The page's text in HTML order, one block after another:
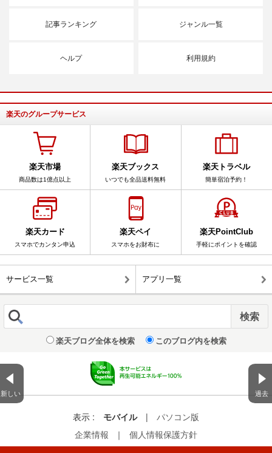
新しい 過去
記事ランキング ジャンル一覧
ヘルプ 利用規約
楽天のグループサービス
楽天市場
商品数は1億点以上
楽天ブックス
いつでも全品送料無料
楽天トラベル
簡単宿泊予約！
楽天カード
スマホでカンタン申込
楽天ペイ
スマホをお財布に
楽天PointClub
手軽にポイントを確認
サービス一覧 アプリ一覧
楽天ブログ全体を検索 このブログ内を検索
表示 : モバイル |
パソコン版
企業情報
｜ 個人情報保護方針